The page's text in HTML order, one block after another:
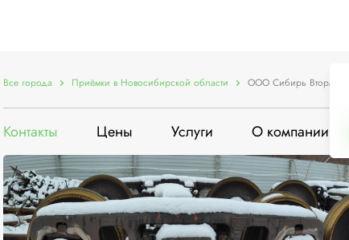
Все города Приёмки в Новосибирской области ООО Сибирь Втормет
Контакты Цены Услуги О компании